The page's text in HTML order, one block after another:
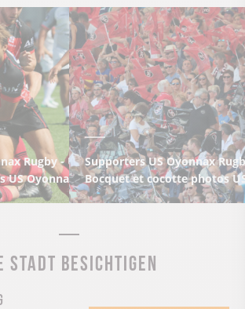
Rugby - USORugby2017©Pauline
US Oyonnax Rugby
Supporters US Oyonnax
Bocquet et cocotte photos
Stadt besichtigen